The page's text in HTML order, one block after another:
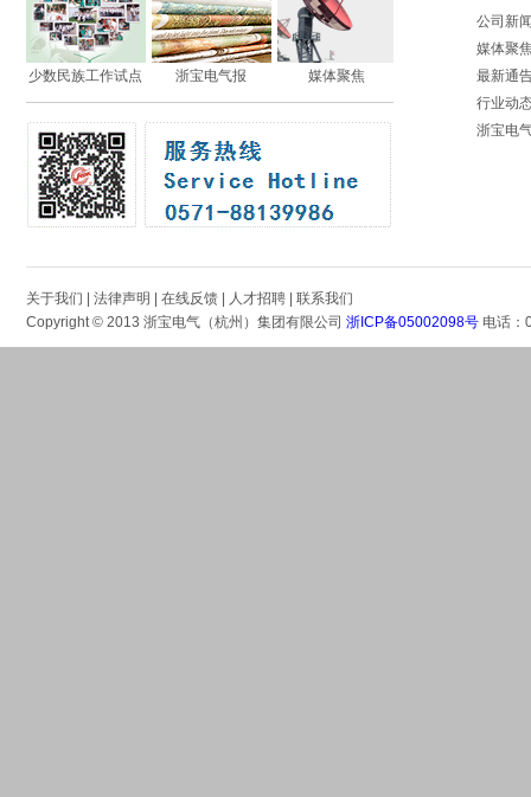
少数民族工作试点 浙宝电气报 媒体聚焦
公司新
媒体聚
最新通
行业动
浙宝电
关于我们 法律声明 在线反馈| 人才招聘| 联系我们
Copyright © 2013 浙宝电气（杭州）集团有限公司 浙ICP备05002098号电话：